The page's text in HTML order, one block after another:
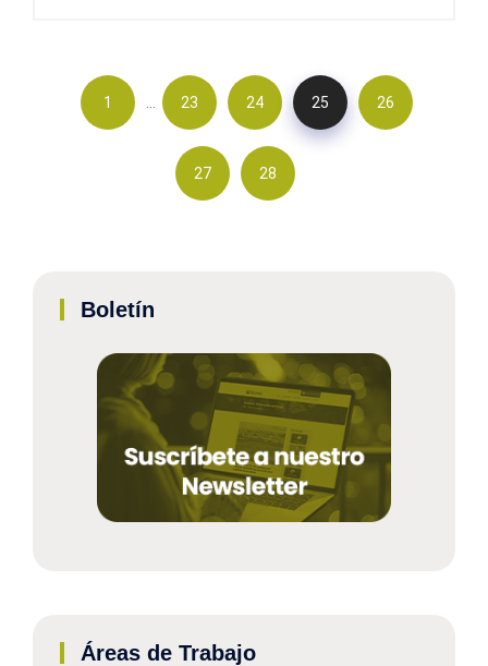
1 23 24 25 26
27 28
Boletín
Áreas de Trabajo